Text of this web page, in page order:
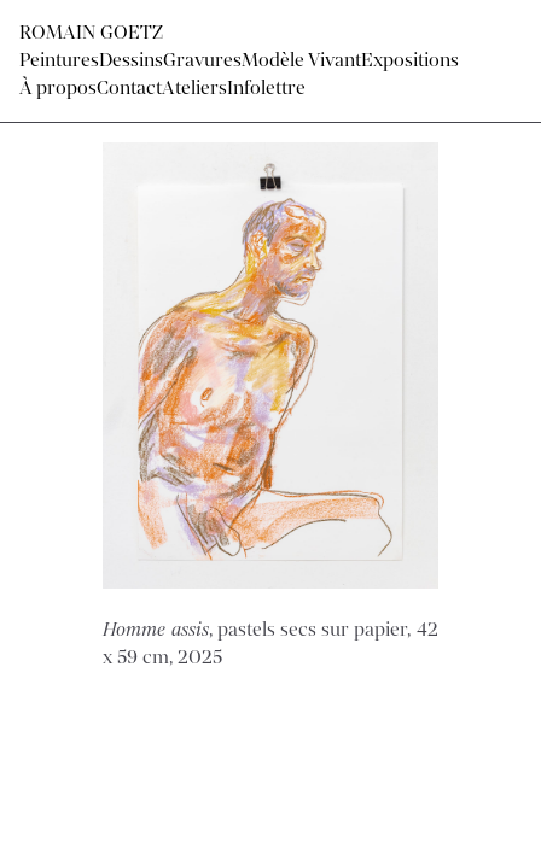
ROMAIN GOETZ
PeinturesDessinsGravuresModèle VivantExpositions
À proposContactAteliersInfolettre
Homme assis, pastels secs sur papier, 42
x 59 cm, 2025